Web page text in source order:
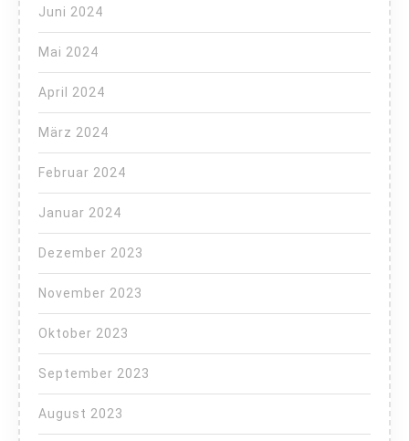
Juni 2024
Mai 2024
April 2024
März 2024
Februar 2024
Januar 2024
Dezember 2023
November 2023
Oktober 2023
September 2023
August 2023